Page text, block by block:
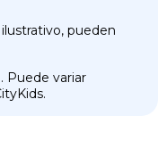
pueden
Puede variar